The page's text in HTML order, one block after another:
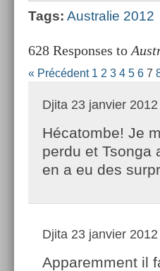
Tags: Australie 2012
628 Responses to
« Précédent 1 2 3 4 5 6 7
Djita 23 janvier
Hécatombe! Je
perdu et Tsonga
en a eu des
Djita 23 janvier
Apparemment il